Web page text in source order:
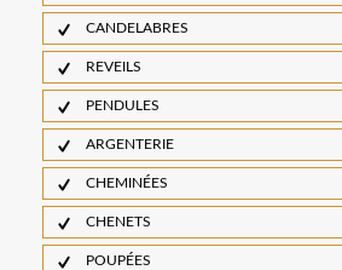
CANDELABRES
REVEILS
PENDULES
ARGENTERIE
CHEMINÉES
CHENETS
POUPÉES